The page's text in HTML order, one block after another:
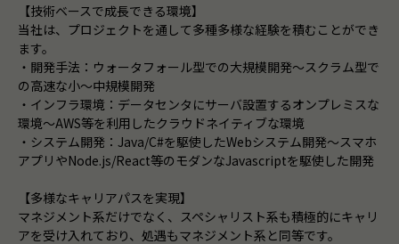
【技術ベースで成長できる環境】
当社は、プロジェクトを通して多種多様な経験を積むことができ
ます。
・開発手法：ウォータフォール型での大規模開発～スクラム型で
の高速な小～中規模開発
・インフラ環境：データセンタにサーバ設置するオンプレミスな
環境～AWS等を利用したクラウドネイティブな環境
・システム開発：Java/C#を駆使したWebシステム開発～スマホ
アプリやNode.js/React等のモダンなJavascriptを駆使した開発
【多様なキャリアパスを実現】
マネジメント系だけでなく、スペシャリスト系も積極的にキャリ
アを受け入れており、処遇もマネジメント系と同等です。